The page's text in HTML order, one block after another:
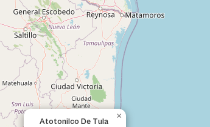
Atotonilco De Tula
×